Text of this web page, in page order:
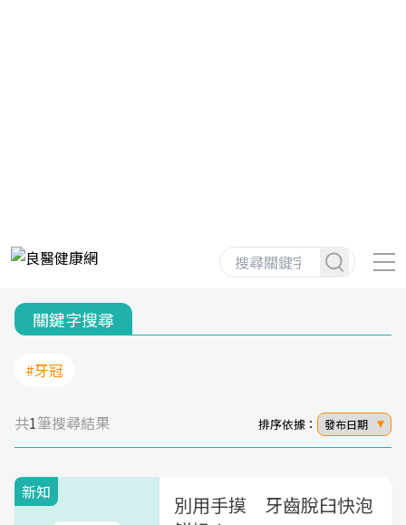
關鍵字搜尋
#牙冠
共1筆搜尋結果 排序依據： 發布日期
新知
別用手摸 牙齒脫臼快泡